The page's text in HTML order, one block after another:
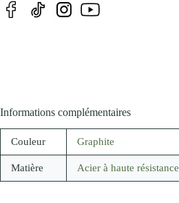
Informations complémentaires
Couleur Graphite
Matière Acier à haute résistance